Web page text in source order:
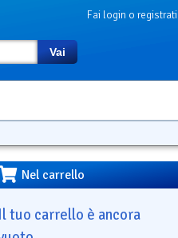
Fai login o registrati
Vai
Nel carrello
Il tuo carrello è ancora